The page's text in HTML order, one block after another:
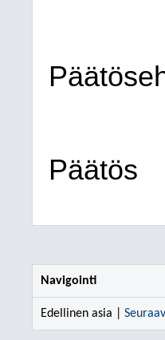
Päätös
Navigointi
Edellinen asia |